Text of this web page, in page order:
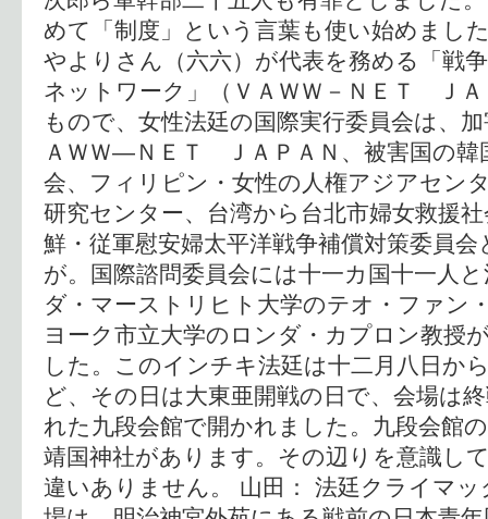
めて「制度」という言葉も使い始めまし
やよりさん（六六）が代表を務める「戦
ネットワーク」（ＶＡＷＷ－ＮＥＴ Ｊ
もので、女性法廷の国際実行委員会は、
ＡＷＷ―ＮＥＴ ＪＡＰＡＮ、被害国の韓
会、フィリピン・女性の人権アジアセン
研究センター、台湾から台北市婦女救援
鮮・従軍慰安婦太平洋戦争補償対策委員
が。国際諮問委員会には十一カ国十一人
ダ・マーストリヒト大学のテオ・ファン
ヨーク市立大学のロンダ・カプロン教授
した。このインチキ法廷は十二月八日か
ど、その日は大東亜開戦の日で、会場は
れた九段会館で開かれました。九段会館
靖国神社があります。その辺りを意識し
違いありません。 山田： 法廷クライマ